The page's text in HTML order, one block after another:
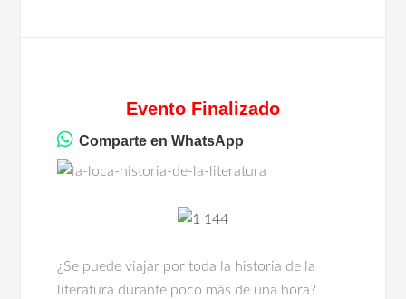
Evento Finalizado
Comparte en WhatsApp
¿Se puede viajar por toda la historia de la
literatura durante poco más de una hora?